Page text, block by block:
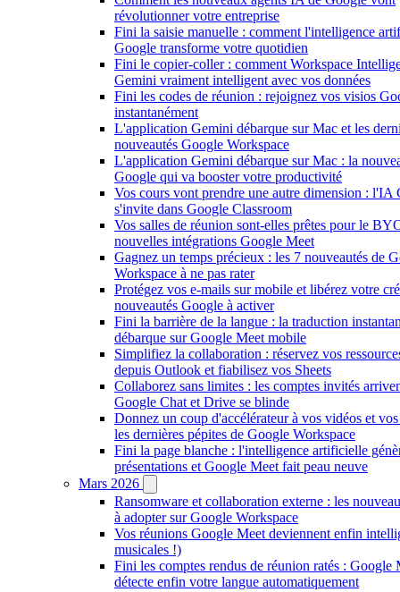
révolutionner votre entreprise
Fini la saisie manuelle : comment l'intelligence
Google transforme votre quotidien
Fini le copier-coller : comment Workspace
Gemini vraiment intelligent avec vos données
Fini les codes de réunion : rejoignez vos visios
instantanément
L'application Gemini débarque sur Mac et les
nouveautés Google Workspace
L'application Gemini débarque sur Mac : la
Google qui va booster votre productivité
Vos cours vont prendre une autre dimension : l'IA
s'invite dans Google Classroom
Vos salles de réunion sont-elles prêtes pour le
nouvelles intégrations Google Meet
Gagnez un temps précieux : les 7 nouveautés de
Workspace à ne pas rater
Protégez vos e-mails sur mobile et libérez votre
nouveautés Google à activer
Fini la barrière de la langue : la traduction
débarque sur Google Meet mobile
Simplifiez la collaboration : réservez vos
depuis Outlook et fiabilisez vos Sheets
Collaborez sans limites : les comptes invités
Google Chat et Drive se blinde
Donnez un coup d'accélérateur à vos vidéos et
les dernières pépites de Google Workspace
Fini la page blanche : l'intelligence artificielle
présentations et Google Meet fait peau neuve
Mars 2026
Ransomware et collaboration externe : les
à adopter sur Google Workspace
Vos réunions Google Meet deviennent enfin
musicales !)
Fini les comptes rendus de réunion ratés : Google
détecte enfin votre langue automatiquement